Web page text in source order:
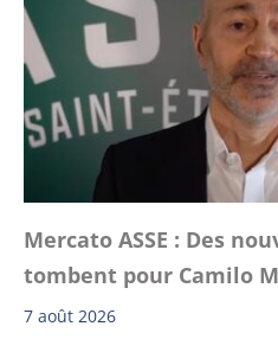
Mercato ASSE : Des
tombent pour Camilo
7 août 2026